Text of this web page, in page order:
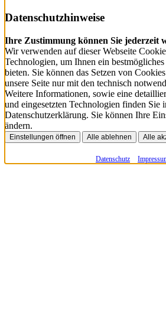
Datenschutzhinweise
Ihre Zustimmung können Sie jederzeit
Wir verwenden auf dieser Webseite
Technologien, um Ihnen ein
bieten. Sie können das Setzen von
unsere Seite nur mit den technisch
Weitere Informationen, sowie eine
und eingesetzten Technologien finden Sie
Datenschutzerklärung. Sie können Ihre
ändern.
Einstellungen öffnen Alle ablehnen Alle
Datenschutz